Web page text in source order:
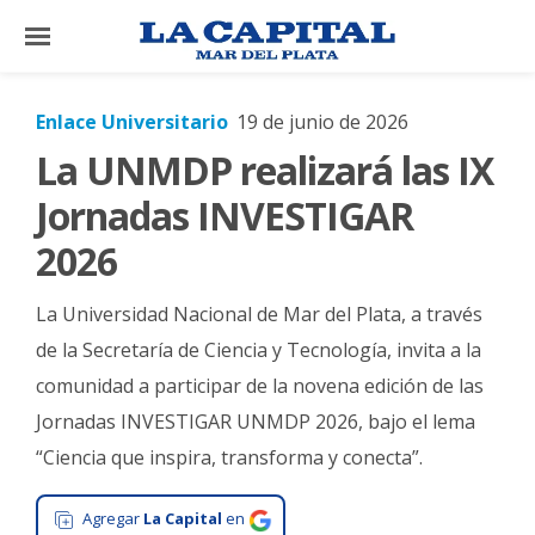
×
El
País
El
Mundo
La
Zona
Cultura
Tecnología
Gastronomía
Salud
Enlace Universitario 19 de junio de 2026
La UNMDP realizará las IX
Jornadas INVESTIGAR
2026
La Universidad Nacional de Mar del Plata, a través
de la Secretaría de Ciencia y Tecnología, invita a la
comunidad a participar de la novena edición de las
Jornadas INVESTIGAR UNMDP 2026, bajo el lema
“Ciencia que inspira, transforma y conecta”.
Agregar La Capital en